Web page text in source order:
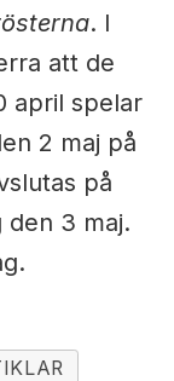
. I
att de
april spelar
2 maj på
på
den 3 maj.